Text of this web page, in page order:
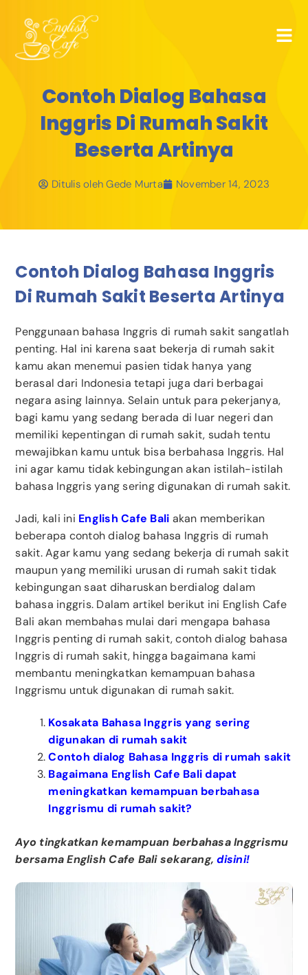
Contoh Dialog Bahasa
Inggris Di Rumah Sakit
Beserta Artinya
Ditulis oleh Gede Murta November 14, 2023
Contoh Dialog Bahasa Inggris
Di Rumah Sakit Beserta Artinya
Penggunaan bahasa Inggris di rumah sakit sangatlah
penting. Hal ini karena saat bekerja di rumah sakit
kamu akan menemui pasien tidak hanya yang
berasal dari Indonesia tetapi juga dari berbagai
negara asing lainnya. Selain untuk para pekerjanya,
bagi kamu yang sedang berada di luar negeri dan
memiliki kepentingan di rumah sakit, sudah tentu
mewajibkan kamu untuk bisa berbahasa Inggris. Hal
ini agar kamu tidak kebingungan akan istilah-istilah
bahasa Inggris yang sering digunakan di rumah sakit.
Jadi, kali ini English Cafe Bali akan memberikan
beberapa contoh dialog bahasa Inggris di rumah
sakit. Agar kamu yang sedang bekerja di rumah sakit
maupun yang memiliki urusan di rumah sakit tidak
kebingungan saat diharuskan berdialog dalam
bahasa inggris. Dalam artikel berikut ini English Cafe
Bali akan membahas mulai dari mengapa bahasa
Inggris penting di rumah sakit, contoh dialog bahasa
Inggris di rumah sakit, hingga bagaimana kami
membantu meningkatkan kemampuan bahasa
Inggrismu untuk digunakan di rumah sakit.
Kosakata Bahasa Inggris yang sering
digunakan di rumah sakit
Contoh dialog Bahasa Inggris di rumah sakit
Bagaimana English Cafe Bali dapat
meningkatkan kemampuan berbahasa
Inggrismu di rumah sakit?
Ayo tingkatkan kemampuan berbahasa Inggrismu
bersama English Cafe Bali sekarang,disini!